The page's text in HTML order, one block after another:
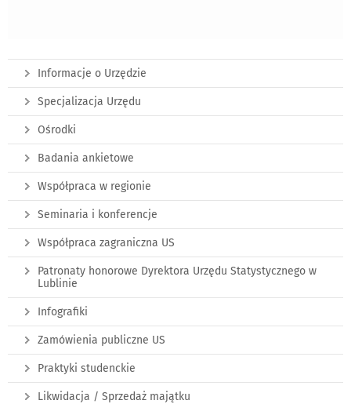
Informacje o Urzędzie
Specjalizacja Urzędu
Ośrodki
Badania ankietowe
Współpraca w regionie
Seminaria i konferencje
Współpraca zagraniczna US
Patronaty honorowe Dyrektora Urzędu Statystycznego w
Lublinie
Infografiki
Zamówienia publiczne US
Praktyki studenckie
Likwidacja / Sprzedaż majątku